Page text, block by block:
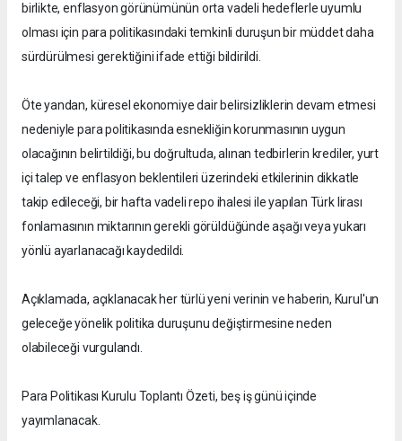
birlikte, enflasyon görünümünün orta vadeli hedeflerle uyumlu
olması için para politikasındaki temkinli duruşun bir müddet daha
sürdürülmesi gerektiğini ifade ettiği bildirildi.
Öte yandan, küresel ekonomiye dair belirsizliklerin devam etmesi
nedeniyle para politikasında esnekliğin korunmasının uygun
olacağının belirtildiği, bu doğrultuda, alınan tedbirlerin krediler, yurt
içi talep ve enflasyon beklentileri üzerindeki etkilerinin dikkatle
takip edileceği, bir hafta vadeli repo ihalesi ile yapılan Türk lirası
fonlamasının miktarının gerekli görüldüğünde aşağı veya yukarı
yönlü ayarlanacağı kaydedildi.
Açıklamada, açıklanacak her türlü yeni verinin ve haberin, Kurul'un
geleceğe yönelik politika duruşunu değiştirmesine neden
olabileceği vurgulandı.
Para Politikası Kurulu Toplantı Özeti, beş iş günü içinde
yayımlanacak.